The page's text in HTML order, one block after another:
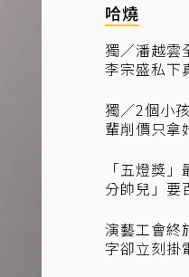
哈燒
獨／潘越雲
李宗盛私下
獨／2個小
輩削價只拿
「五燈獎
分帥兒」要
演藝工會終
字卻立刻掛